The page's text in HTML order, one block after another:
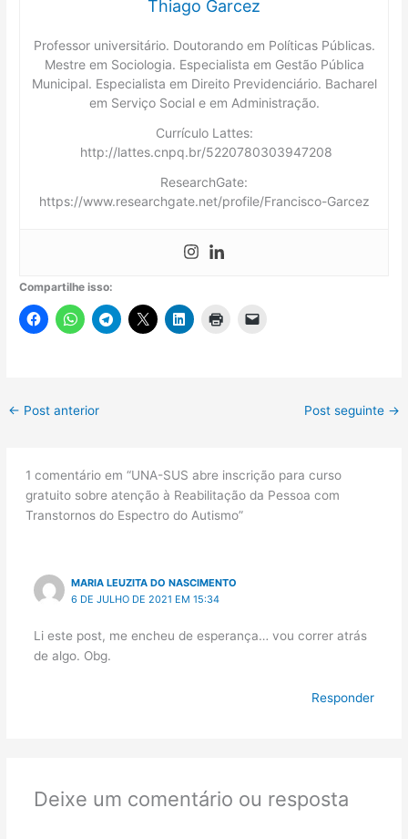
Thiago Garcez
Professor universitário. Doutorando em Políticas Públicas.
Mestre em Sociologia. Especialista em Gestão Pública
Municipal. Especialista em Direito Previdenciário. Bacharel
em Serviço Social e em Administração.
Currículo Lattes:
http://lattes.cnpq.br/5220780303947208
ResearchGate:
https://www.researchgate.net/profile/Francisco-Garcez
Compartilhe isso:
← Post anterior Post seguinte →
1 comentário em “UNA-SUS abre inscrição para curso
gratuito sobre atenção à Reabilitação da Pessoa com
Transtornos do Espectro do Autismo”
MARIA LEUZITA DO NASCIMENTO
6 DE JULHO DE 2021 EM 15:34
Li este post, me encheu de esperança… vou correr atrás
de algo. Obg.
Responder
Deixe um comentário ou resposta